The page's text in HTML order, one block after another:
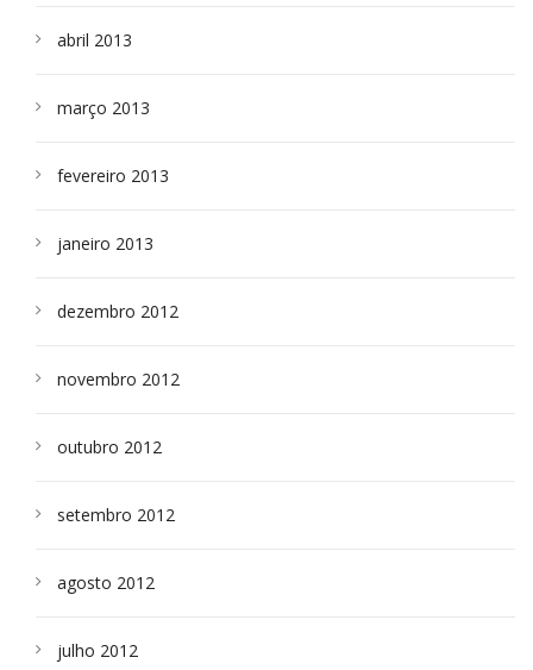
abril 2013
março 2013
fevereiro 2013
janeiro 2013
dezembro 2012
novembro 2012
outubro 2012
setembro 2012
agosto 2012
julho 2012